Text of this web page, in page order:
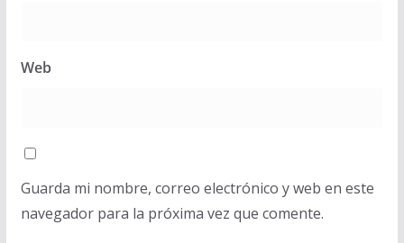
Web
Guarda mi nombre, correo electrónico y web en este
navegador para la próxima vez que comente.